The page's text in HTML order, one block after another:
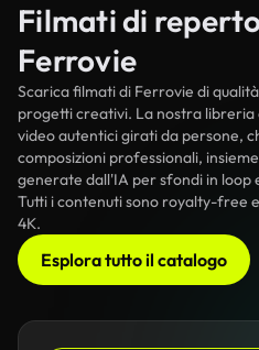
Filmati di
Ferrovie
Scarica filmati di Ferrovie di
progetti creativi. La nostra
video autentici girati da persone,
composizioni professionali,
generate dall'IA per sfondi in loop
Tutti i contenuti sono royalty-free
4K.
Esplora tutto il catalogo